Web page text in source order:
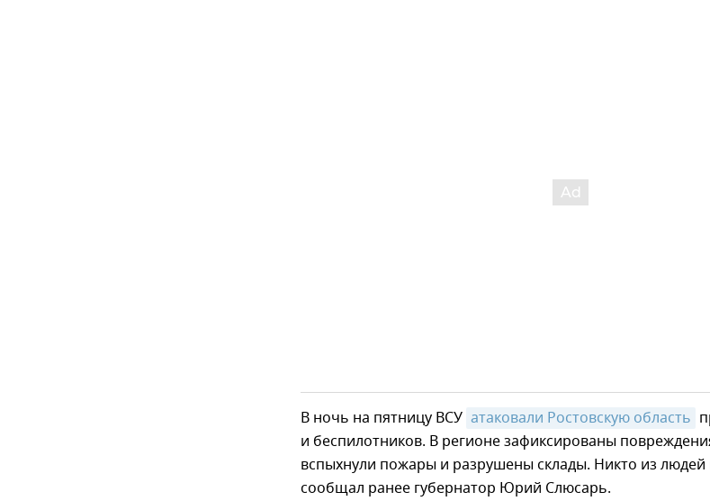
В ночь на пятницу ВСУ атаковали Ростовскую область
и беспилотников. В регионе зафиксированы
вспыхнули пожары и разрушены склады. Никто из людей
сообщал ранее губернатор Юрий Слюсарь.